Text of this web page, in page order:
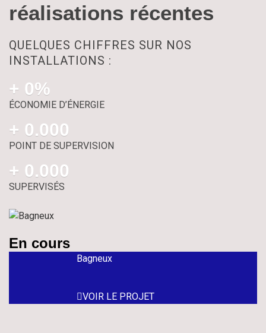
réalisations récentes
QUELQUES CHIFFRES SUR NOS
INSTALLATIONS :
+ 0%
ÉCONOMIE D’ÉNERGIE
+ 0.000
POINT DE SUPERVISION
+ 0.000
SUPERVISÉS
En cours
Bagneux
VOIR LE PROJET